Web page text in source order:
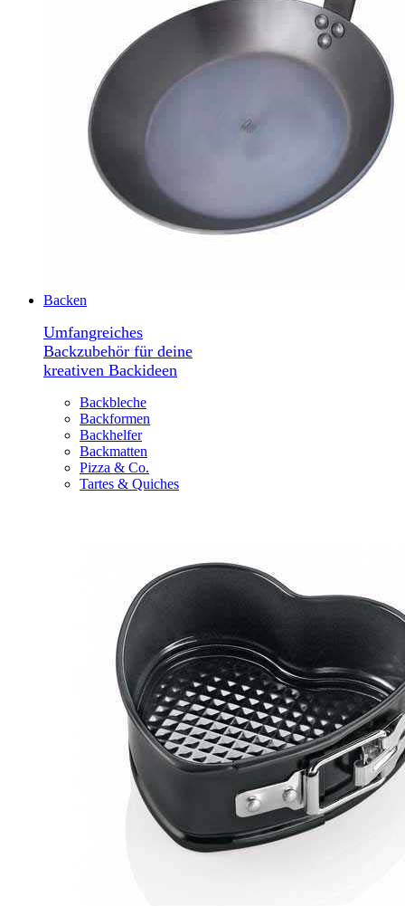
Backen
Umfangreiches
Backzubehör für deine
kreativen Backideen
Backbleche
Backformen
Backhelfer
Backmatten
Pizza & Co.
Tartes & Quiches